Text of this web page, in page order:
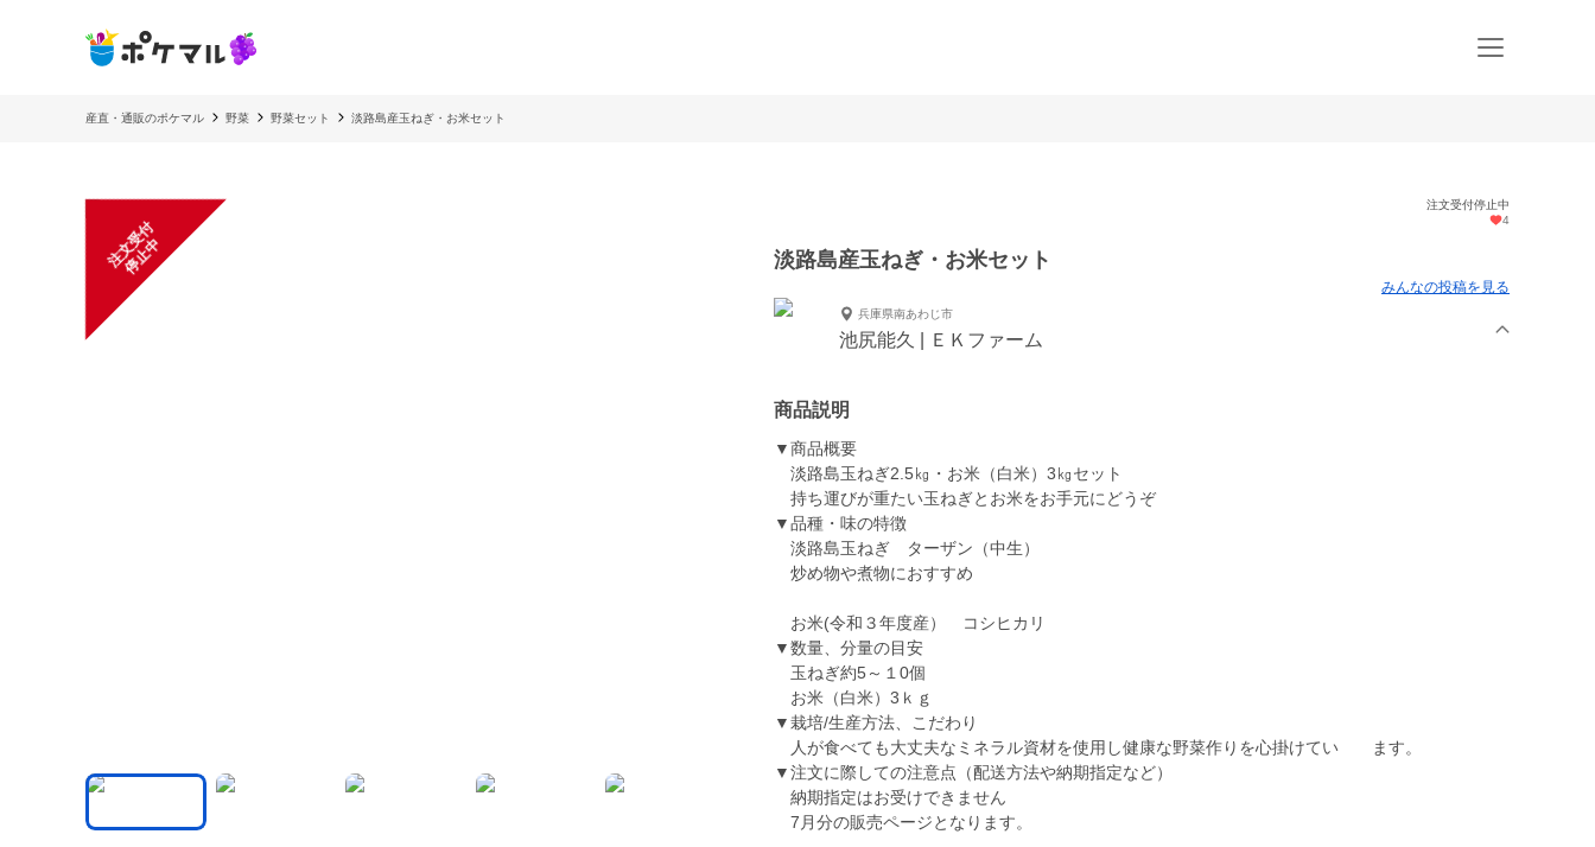
産直・通販のポケマル 野菜 野菜セット 淡路島産玉ねぎ・お米セット
注
文
受
付
停
止
中
注文受付停止中
4
淡路島産玉ねぎ・お米セット
みんなの投稿を見る
兵庫県南あわじ市
池尻能久 | ＥＫファーム
商品説明
▼商品概要
淡路島玉ねぎ2.5㎏・お米（白米）3㎏セット
持ち運びが重たい玉ねぎとお米をお手元にどうぞ
▼品種・味の特徴
淡路島玉ねぎ ターザン（中生）
炒め物や煮物におすすめ
お米(令和３年度産） コシヒカリ
▼数量、分量の目安
玉ねぎ約5～１0個
お米（白米）3ｋｇ
▼栽培/生産方法、こだわり
人が食べても大丈夫なミネラル資材を使用し健康な野菜作りを心掛けてい ます。
▼注文に際しての注意点（配送方法や納期指定など）
納期指定はお受けできません
7月分の販売ページとなります。